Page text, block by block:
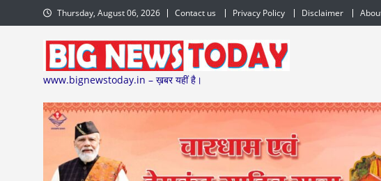
to
Thursday, August 06, 2026 Contact us Privacy Policy Disclaimer
www.bignewstoday.in – ख़बर यहीं है।